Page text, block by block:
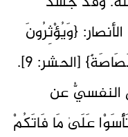
{وَيُؤْثِرُونَ
عَلَىٰ أَنفُسِهِمْ وَلَوْ كَانَ بِهِمْ خَصَاصَةٌ} [الحشر: 9].
النفسيُّ عن
عَلَىٰ مَا فَاتَكُمْ